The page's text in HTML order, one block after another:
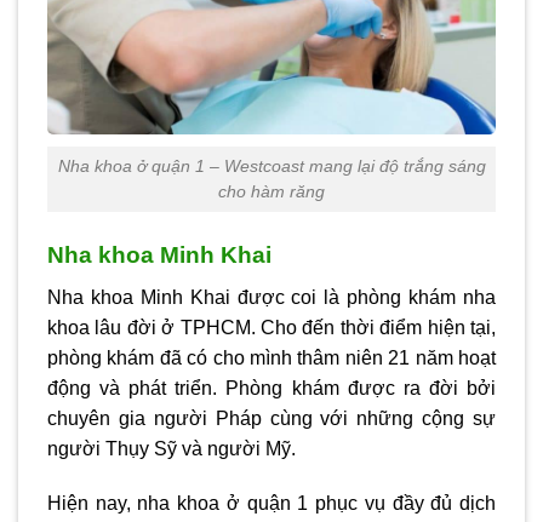
Nha khoa ở quận 1 – Westcoast mang lại độ trắng sáng
cho hàm răng
Nha khoa Minh Khai
Nha khoa Minh Khai được coi là phòng khám nha
khoa lâu đời ở TPHCM. Cho đến thời điểm hiện tại,
phòng khám đã có cho mình thâm niên 21 năm hoạt
động và phát triển. Phòng khám được ra đời bởi
chuyên gia người Pháp cùng với những cộng sự
người Thụy Sỹ và người Mỹ.
Hiện nay, nha khoa ở quận 1 phục vụ đầy đủ dịch